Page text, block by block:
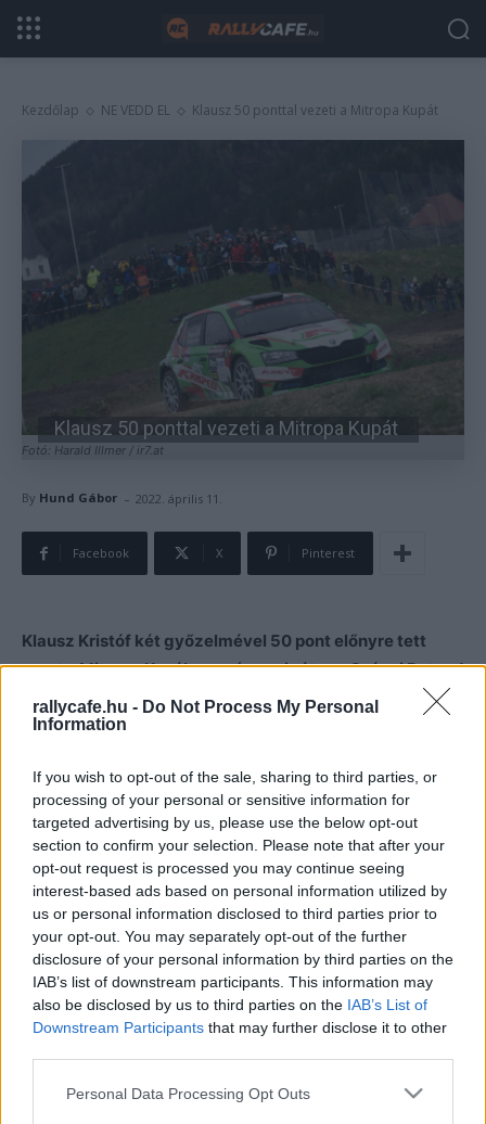
rallycafe.hu - Do Not Process My Personal
Information
If you wish to opt-out of the sale, sharing to third parties, or
processing of your personal or sensitive information for
targeted advertising by us, please use the below opt-out
section to confirm your selection. Please note that after your
opt-out request is processed you may continue seeing
interest-based ads based on personal information utilized by
us or personal information disclosed to third parties prior to
your opt-out. You may separately opt-out of the further
disclosure of your personal information by third parties on the
IAB’s list of downstream participants. This information may
also be disclosed by us to third parties on the IAB’s List of
Downstream Participants that may further disclose it to other
Please note that this website/app uses one or more Google
Personal Data Processing Opt Outs
Kezdőlap NE VEDD EL Klausz 50 ponttal vezeti a Mitropa Kupát
Fotó: Harald Illmer / ir7.at
Klausz 50 ponttal vezeti a Mitropa Kupát
By Hund Gábor - 2022. április 11.
Facebook X Pinterest
Klausz Kristóf két győzelmével 50 pont előnyre tett
szert a Mitropa Kupában, míg navigátora, Csányi Botond
24 ponttal vezet a navigátorok bajnokságában.
Rallyn és a Lavanttal Rallyn ismegnyertea Mitropa Rally
értékelését.
A már megjelent friss bajnokiállásalapján Klausz Kristóf
így 50 pont előnnyel vezeti a pilóták bajnokságát Julian
Wagner, Hermann Gassner és René Noller előtt, akik
azonos pontszámot gyűjtöttek eddig.
A további magyar versenyzők közül László Zoltán a
hetedik, László Martin a 15., Kovács Zsolt a 16. Helyet
foglalja el.